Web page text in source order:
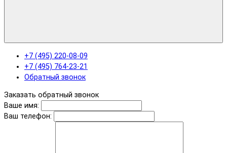
+7 (495) 220-08-09
+7 (495) 764-23-21
Обратный звонок
Заказать обратный звонок
Ваше имя:
Ваш телефон: